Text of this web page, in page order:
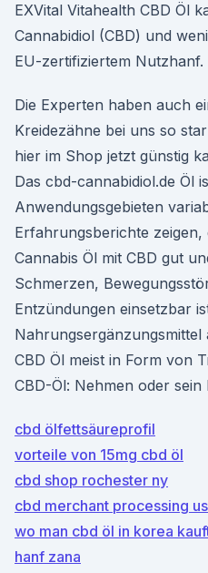
EXVital Vitahealth CBD Öl
Cannabidiol (CBD) und
EU-zertifiziertem Nutzhanf.
Die Experten haben auch
Kreidezähne bei uns so
hier im Shop jetzt günstig
Das cbd-cannabidiol.de Öl
Anwendungsgebieten
Erfahrungsberichte zeigen,
Cannabis Öl mit CBD gut
Schmerzen,
Entzündungen einsetzbar
Nahrungsergänzungsmittel
CBD Öl meist in Form von
CBD-Öl: Nehmen oder sein
cbd ölfettsäureprofil
vorteile von 15mg cbd öl
cbd shop rochester ny
cbd merchant processing
wo man cbd öl in korea
hanf zana